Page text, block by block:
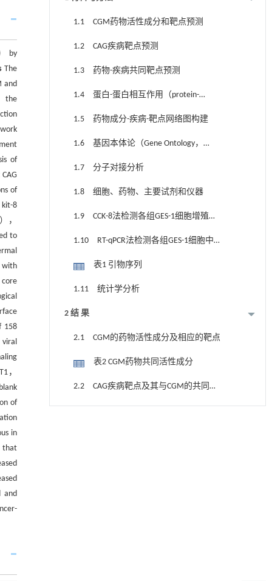
by
The
and
the
of
of
kit-8
，
to
with
158
viral
，
of
in
that
and
1.1 CGM药物活性成分和靶点预测
1.2 CAG疾病靶点预测
1.3 药物-疾病共同靶点预测
1.4 蛋白-蛋白相互作用（protein-
1.5 药物成分-疾病-靶点网络图构建
1.6 基因本体论（Gene Ontology，
Genomes，KEGG）信号通路富集分析
1.7 分子对接分析
1.8 细胞、药物、主要试剂和仪器
1.9 CCK-8法检测各组GES-1细胞增殖活
1.10 RT-qPCR法检测各组GES-1细胞中
表1 引物序列
1.11 统计学分析
2 结 果
2.1 CGM的药物活性成分及相应的靶点
表2 CGM药物共同活性成分
2.2 CAG疾病靶点及其与CGM的共同靶